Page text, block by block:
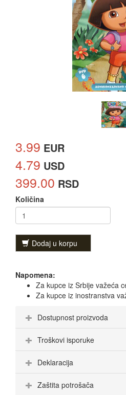
3.99 EUR
4.79 USD
399.00 RSD
Količina
Dodaj u korpu
Napomena:
Za kupce iz Srbije važeća
Za kupce iz inostranstva
Dostupnost proizvoda
Troškovi isporuke
Deklaracija
Zaštita potrošača